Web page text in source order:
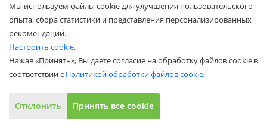
Гродно, Могилеве, Бобруйске, Барановичах, Молодечно,
Новополоцке, Пинске, Солигорске. При заказе в интернет-магазине
доставка осуществляется по всей Беларуси.
Показать полную версию
© ООО «Акватехнологии», 2002—2022
Мы используем файлы cookie для улучшения пользовательского
опыта, сбора статистики и представления персонализированных
рекомендаций.
Настроить cookie.
Нажав «Принять», Вы даете согласие на обработку файлов cookie в
соответствии с Политикой обработки файлов cookie.
Отклонить Принять все cookie